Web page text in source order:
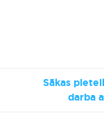
Sākas
darba